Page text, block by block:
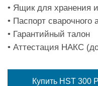
• Ящик для хранения
• Паспорт сварочного
• Гарантийный талон
• Аттестация НАКС
Купить HST 300